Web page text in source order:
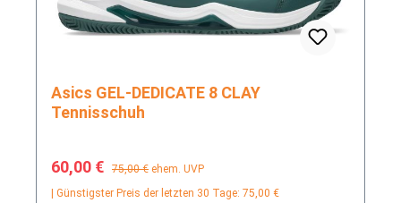
Asics GEL-DEDICATE 8 CLAY
Tennisschuh
Verkaufspreis:
60,00 € Regulärer Preis:
75,00 € ehem. UVP
| Günstigster Preis der letzten 30 Tage: 75,00 €